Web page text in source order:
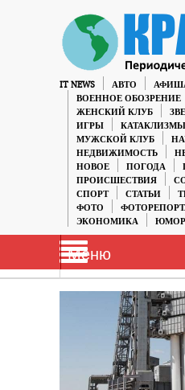
IT NEWS АВТО
ВОЕННОЕ ОБОЗРЕНИЕ
ЖЕНСКИЙ КЛУБ
ИГРЫ
КАТАКЛИЗМЫ
МУЖСКОЙ КЛУБ
НЕДВИЖИМОСТЬ
НОВОЕ
ПОГОДА
ПРОИСШЕСТВИЯ
СПОРТ
СТАТЬИ
ФОТО
ЭКОНОМИКА
ЮМОР
Меню